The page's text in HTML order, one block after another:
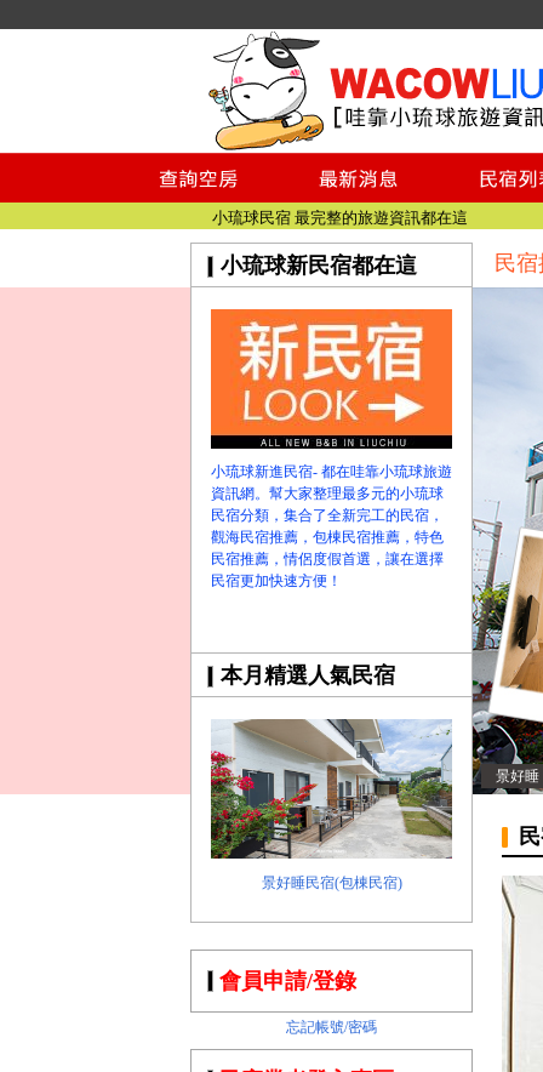
小琉球民宿空房
小琉球民宿
小琉球民宿推薦
【小琉球民宿特約】東港停車場!!看這邊
小琉球民宿 最完整的旅遊資訊都在這
【哇靠小琉球】新版官網熱情開站
【哇靠小琉球粉絲團】即時動態!!
小琉球民宿空房
小琉球民宿
小琉球民宿推薦
【小琉球民宿特約】東港停車場!!看這邊
小琉球民宿 最完整的旅遊資訊都在這
【哇靠小琉球】新版官網熱情開站
【哇靠小琉球粉絲團】即時動態!!
小琉球新民宿都在這
小琉球新進民宿- 都在哇靠小琉球旅遊
資訊網。幫大家整理最多元的小琉球
民宿分類，集合了全新完工的民宿，
觀海民宿推薦，包棟民宿推薦，特色
民宿推薦，情侶度假首選，讓在選擇
民宿更加快速方便！
本月精選人氣民宿
景好睡民宿(包棟民宿)
景好睡
民
會員申請/登錄
忘記帳號/密碼